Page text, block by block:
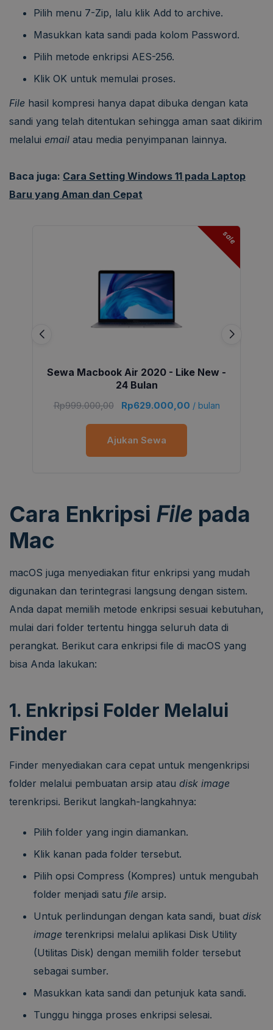
Pilih menu 7-Zip, lalu klik Add to archive.
Masukkan kata sandi pada kolom Password.
Pilih metode enkripsi AES-256.
Klik OK untuk memulai proses.
File hasil kompresi hanya dapat dibuka dengan kata
sandi yang telah ditentukan sehingga aman saat dikirim
melalui email atau media penyimpanan lainnya.
Baca juga: Cara Setting Windows 11 pada Laptop
Baru yang Aman dan Cepat
sale
Sewa Macbook Air 2020 - Like New -
24 Bulan
Rp999.000,00 Rp629.000,00 / bulan
Ajukan Sewa
Cara Enkripsi File pada
Mac
macOS juga menyediakan fitur enkripsi yang mudah
digunakan dan terintegrasi langsung dengan sistem.
Anda dapat memilih metode enkripsi sesuai kebutuhan,
mulai dari folder tertentu hingga seluruh data di
perangkat. Berikut cara enkripsi file di macOS yang
bisa Anda lakukan:
1. Enkripsi Folder Melalui
Finder
Finder menyediakan cara cepat untuk mengenkripsi
folder melalui pembuatan arsip atau disk image
terenkripsi. Berikut langkah-langkahnya:
Pilih folder yang ingin diamankan.
Klik kanan pada folder tersebut.
Pilih opsi Compress (Kompres) untuk mengubah
folder menjadi satu file arsip.
Untuk perlindungan dengan kata sandi, buat disk
image terenkripsi melalui aplikasi Disk Utility
(Utilitas Disk) dengan memilih folder tersebut
sebagai sumber.
Masukkan kata sandi dan petunjuk kata sandi.
Tunggu hingga proses enkripsi selesai.